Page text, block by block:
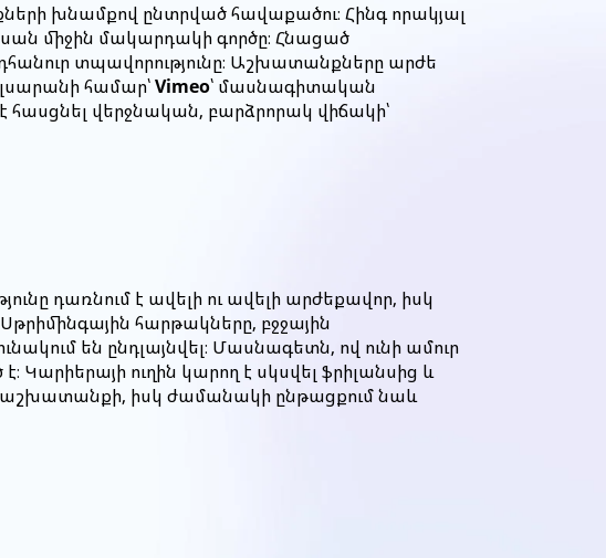
խնամքով ընտրված հավաքածու։ Հինգ որակյալ
միջին մակարդակի գործը։ Հնացած
տպավորությունը։ Աշխատանքները արժե
համար՝Vimeo՝ մասնագիտական
հասցնել վերջնական, բարձրորակ վիճակի՝
դառնում է ավելի ու ավելի արժեքավոր, իսկ
հարթակները, բջջային
են ընդլայնվել։ Մասնագետն, ով ունի ամուր
ուղին կարող է սկսվել ֆրիլանսից և
աշխատանքի, իսկ ժամանակի ընթացքում նաև